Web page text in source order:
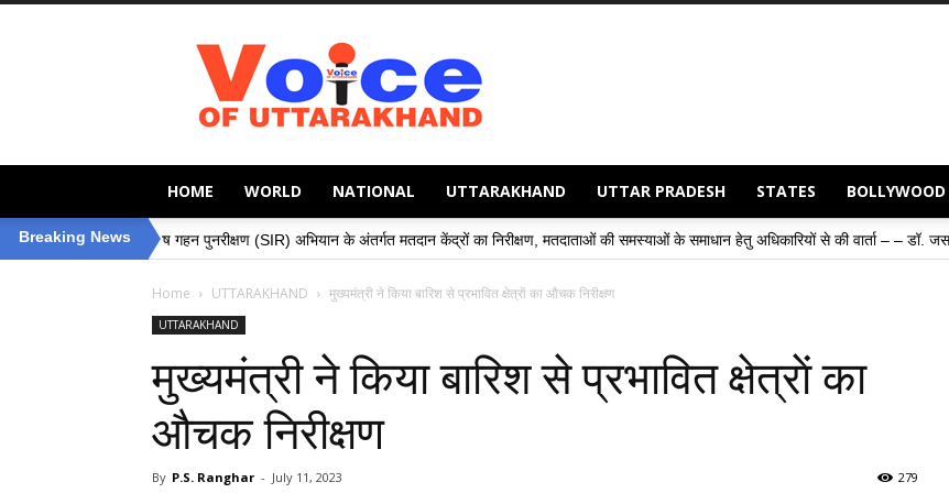
Voice
of
Uttarakhand
HOME WORLD NATIONAL UTTARAKHAND UTTAR PRADESH STATES BOLLYWOOD
Breaking News
विशेष गहन पुनरीक्षण (SIR) अभियान के अंतर्गत मतदान केंद्रों का निरीक्षण, मतदाताओं की समस्याओं के समाधान हेतु अधिकारियों से की वार्ता – – डॉ. जसविंदर सिंह गोगी »
Home UTTARAKHAND मुख्यमंत्री ने किया बारिश से प्रभावित क्षेत्राें का औचक निरीक्षण
UTTARAKHAND
मुख्यमंत्री ने किया बारिश से प्रभावित क्षेत्राें का
औचक निरीक्षण
By P.S. Ranghar - July 11, 2023 279